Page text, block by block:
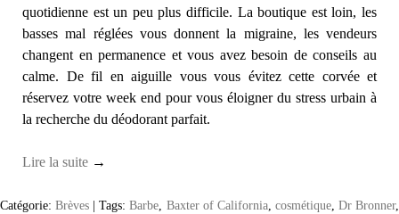
quotidienne est un peu plus difficile. La boutique est loin, les
basses mal réglées vous donnent la migraine, les vendeurs
changent en permanence et vous avez besoin de conseils au
calme. De fil en aiguille vous vous évitez cette corvée et
réservez votre week end pour vous éloigner du stress urbain à
la recherche du déodorant parfait.
Lire la suite →
Catégorie:Brèves |Tags:Barbe Baxter of California, cosmétique, Dr Bronner,